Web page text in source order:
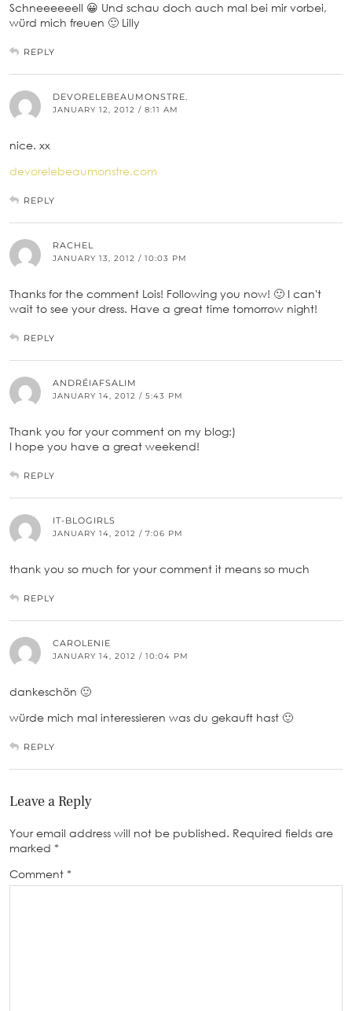
Schneeeeeell 😀 Und schau doch auch mal bei mir vorbei,
würd mich freuen 🙂 Lilly
REPLY
DEVORELEBEAUMONSTRE.
JANUARY 12, 2012 / 8:11 AM
nice. xx
devorelebeaumonstre.com
REPLY
RACHEL
JANUARY 13, 2012 / 10:03 PM
Thanks for the comment Lois! Following you now! 🙂 I can't
wait to see your dress. Have a great time tomorrow night!
REPLY
ANDRÉIAFSALIM
JANUARY 14, 2012 / 5:43 PM
Thank you for your comment on my blog:)
I hope you have a great weekend!
REPLY
IT-BLOGIRLS
JANUARY 14, 2012 / 7:06 PM
thank you so much for your comment it means so much
REPLY
CAROLENIE
JANUARY 14, 2012 / 10:04 PM
dankeschön 🙂
würde mich mal interessieren was du gekauft hast 🙂
REPLY
Leave a Reply
Your email address will not be published. Required fields are
marked *
Comment *